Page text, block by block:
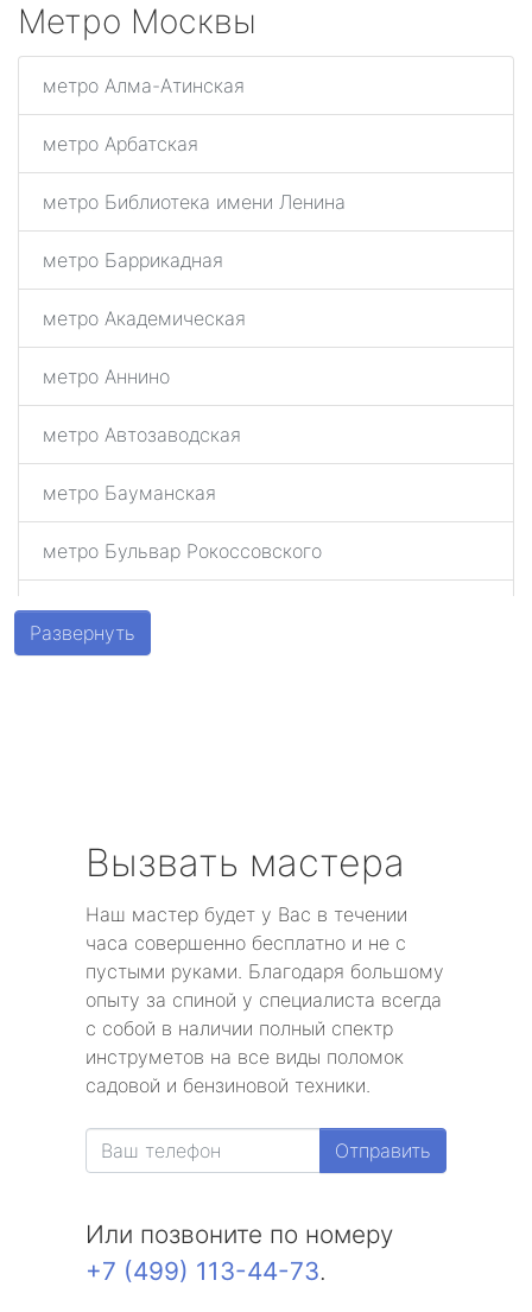
Метро Москвы
метро Алма-Атинская
метро Арбатская
метро Библиотека имени Ленина
метро Баррикадная
метро Академическая
метро Аннино
метро Автозаводская
метро Бауманская
метро Бульвар Рокоссовского
метро Беговая
метро Волоколамская
метро Волгоградский проспект
метро Бабушкинская
метро Бульвар Дмитрия Донского
метро Белорусская
метро Красносельская
Развернуть
Вызвать мастера
Наш мастер будет у Вас в течении
часа совершенно бесплатно и не с
пустыми руками. Благодаря большому
опыту за спиной у специалиста всегда
с собой в наличии полный спектр
инструметов на все виды поломок
садовой и бензиновой техники.
Отправить
Или позвоните по номеру
+7 (499) 113-44-73.